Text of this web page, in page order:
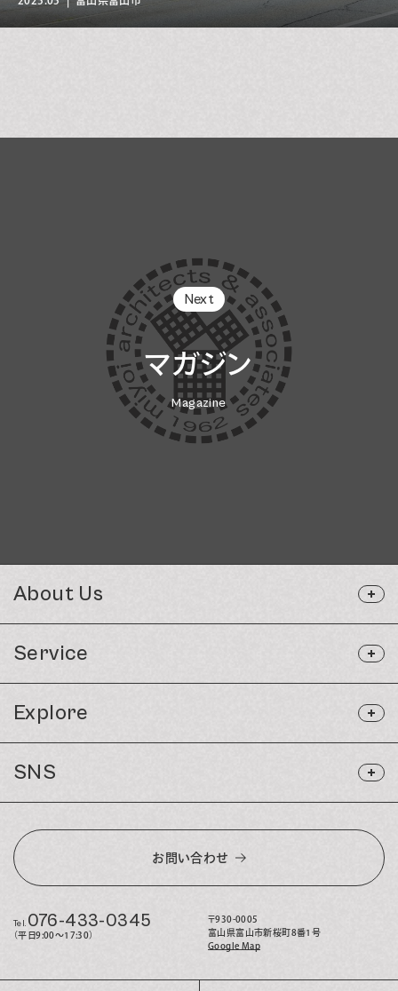
Next
マガジン
Magazine
About Us
Service
Explore
SNS
お問い合わせ
Tel. 076-433-0345
（平日9:00〜17:30）
〒930-0005
富山県富山市新桜町8番1号
Google Map